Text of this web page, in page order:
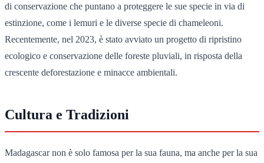
di conservazione che puntano a proteggere le sue specie in via di
estinzione, come i lemuri e le diverse specie di chameleoni.
Recentemente, nel 2023, è stato avviato un progetto di ripristino
ecologico e conservazione delle foreste pluviali, in risposta della
crescente deforestazione e minacce ambientali.
Cultura e Tradizioni
Madagascar non è solo famosa per la sua fauna, ma anche per la sua